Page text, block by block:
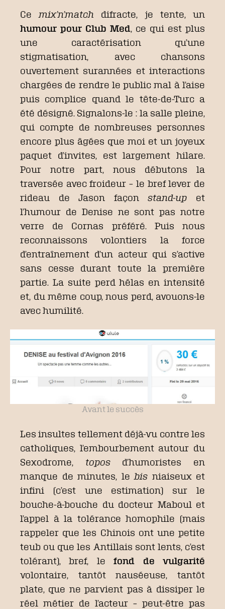
Ce mix’n’match difracte, je tente, un
humour pour Club Med , ce qui est plus
une caractérisation qu’une
stigmatisation, avec chansons
ouvertement surannées et interactions
chargées de rendre le public mal à l’aise
puis complice quand le tête-de-Turc a
été désigné. Signalons-le : la salle pleine,
qui compte de nombreuses personnes
encore plus âgées que moi et un joyeux
paquet d’invites, est largement hilare.
Pour notre part, nous débutons la
traversée avec froideur – le bref lever de
rideau de Jason façonstand-up et
l’humour de Denise ne sont pas notre
verre de Cornas préféré. Puis nous
reconnaissons volontiers la force
d’entraînement d’un acteur qui s’active
sans cesse durant toute la première
partie. La suite perd hélas en intensité
et, du même coup, nous perd, avouons-le
avec humilité.
Avant le succès
Les insultes tellement déjà-vu contre les
catholiques, l’embourbement autour du
Sexodrome, toposd’humoristes en
manque de minutes, le bis niaiseux et
infini (c’est une estimation) sur le
bouche-à-bouche du docteur Maboul et
l’appel à la tolérance homophile (mais
rappeler que les Chinois ont une petite
teub ou que les Antillais sont lents, c’est
tolérant), bref, lefond de vulgarité
volontaire, tantôt nauséeuse, tantôt
plate, que ne parvient pas à dissiper le
réel métier de l’acteur – peut-être pas